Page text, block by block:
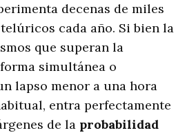
decenas de miles
cada año. Si bien la
que superan la
simultánea o
lapso menor a una hora
entra perfectamente
de la probabilidad